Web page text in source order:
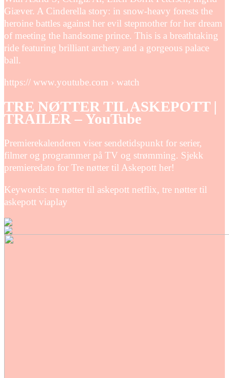
Giæver. A Cinderella story: in snow-heavy forests the
heroine battles against her evil stepmother for her dream
of meeting the handsome prince. This is a breathtaking
ride featuring brilliant archery and a gorgeous palace
ball.
https:// www.youtube.com › watch
TRE NØTTER TIL ASKEPOTT |
TRAILER – YouTube
Premierekalenderen viser sendetidspunkt for serier,
filmer og programmer på TV og strømming. Sjekk
premieredato for Tre nøtter til Askepott her!
Keywords: tre nøtter til askepott netflix, tre nøtter til
askepott viaplay